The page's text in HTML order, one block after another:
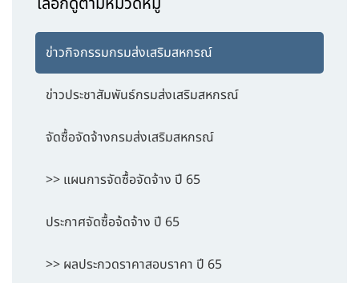
ข่าวกิจกรรมกรมส่งเสริมสหกรณ์
ข่าวประชาสัมพันธ์กรมส่งเสริมสหกรณ์
จัดซื้อจัดจ้างกรมส่งเสริมสหกรณ์
>> แผนการจัดซื้อจัดจ้าง ปี 65
ประกาศจัดซื้อจ้ดจ้าง ปี 65
>> ผลประกวดราคาสอบราคา ปี 65